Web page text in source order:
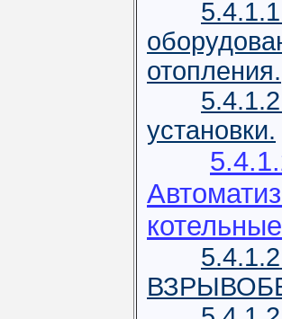
отопления.
установки.